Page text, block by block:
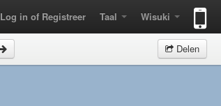
Log in of Registreer Taal Wisuki
Delen